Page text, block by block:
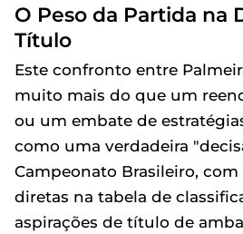
O Peso da Partida na
Título
Este confronto entre
muito mais do que um
ou um embate de
como uma verdadeira
Campeonato Brasileiro,
diretas na tabela de
aspirações de título de